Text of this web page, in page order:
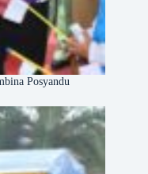
Posyandu